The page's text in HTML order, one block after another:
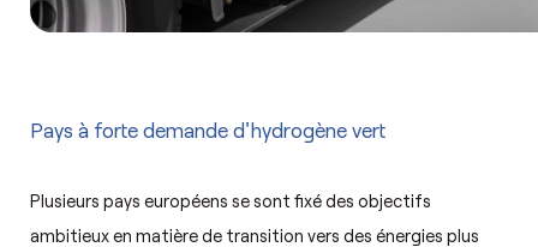
Pays à forte demande d'hydrogène vert
Plusieurs pays européens se sont fixé des objectifs
ambitieux en matière de transition vers des énergies plus